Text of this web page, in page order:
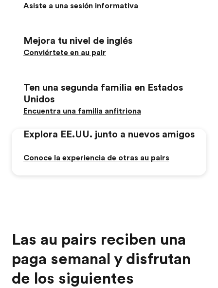
Asiste a una sesión informativa
Mejora tu nivel de inglés
Conviértete en au pair
Ten una segunda familia en Estados
Unidos
Encuentra una familia anfitriona
Explora EE.UU. junto a nuevos amigos
Conoce la experiencia de otras au pairs
Las au pairs reciben una
paga semanal y disfrutan
de los siguientes